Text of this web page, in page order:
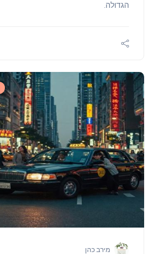
הגדולה.
מירב כהן